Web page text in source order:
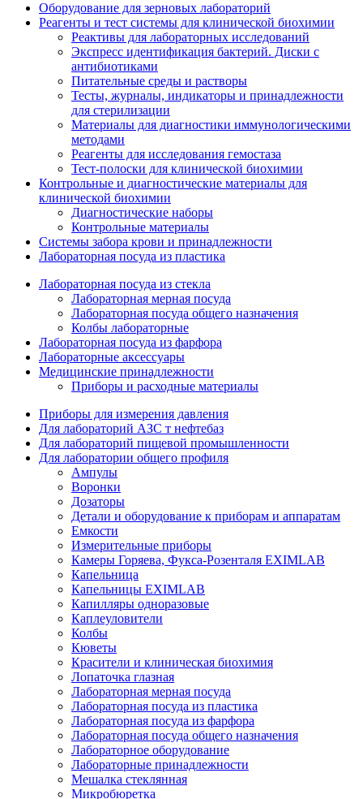
Оборудование для зерновых лабораторий
Реагенты и тест системы для клинической биохимии
Реактивы для лабораторных исследований
Экспресс идентификация бактерий. Диски с
антибиотиками
Питательные среды и растворы
Тесты, журналы, индикаторы и принадлежности
для стерилизации
Материалы для диагностики иммунологическими
методами
Реагенты для исследования гемостаза
Тест-полоски для клинической биохимии
Контрольные и диагностические материалы для
клинической биохимии
Диагностические наборы
Контрольные материалы
Системы забора крови и принадлежности
Лабораторная посуда из пластика
Лабораторная посуда из стекла
Лабораторная мерная посуда
Лабораторная посуда общего назначения
Колбы лабораторные
Лабораторная посуда из фарфора
Лабораторные аксессуары
Медицинские принадлежности
Приборы и расходные материалы
Приборы для измерения давления
Для лабораторий АЗС т нефтебаз
Для лабораторий пищевой промышленности
Для лаборатории общего профиля
Ампулы
Воронки
Дозаторы
Детали и оборудование к приборам и аппаратам
Емкости
Измерительные приборы
Камеры Горяева, Фукса-Розенталя EXIMLAB
Капельница
Капельницы EXIMLAB
Капилляры одноразовые
Каплеуловители
Колбы
Кюветы
Красители и клиническая биохимия
Лопаточка глазная
Лабораторная мерная посуда
Лабораторная посуда из пластика
Лабораторная посуда из фарфора
Лабораторная посуда общего назначения
Лабораторное оборудование
Лабораторные принадлежности
Мешалка стеклянная
Микробюретка